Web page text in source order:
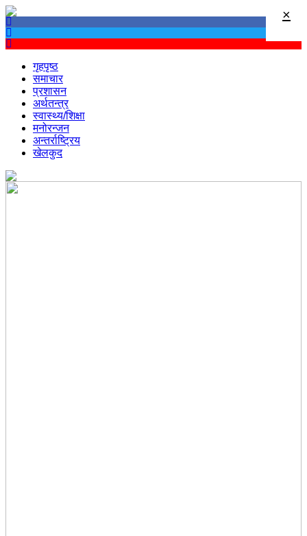
गृहपृष्ठ
समाचार
प्रशासन
अर्थतन्त्र
स्वास्थ्य/शिक्षा
मनोरन्जन
अन्तर्राष्ट्रिय
खेलकुद
×